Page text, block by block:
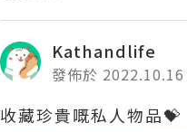
Kathandlife
發佈於 2022.10.16
收藏珍貴嘅私人物品💝